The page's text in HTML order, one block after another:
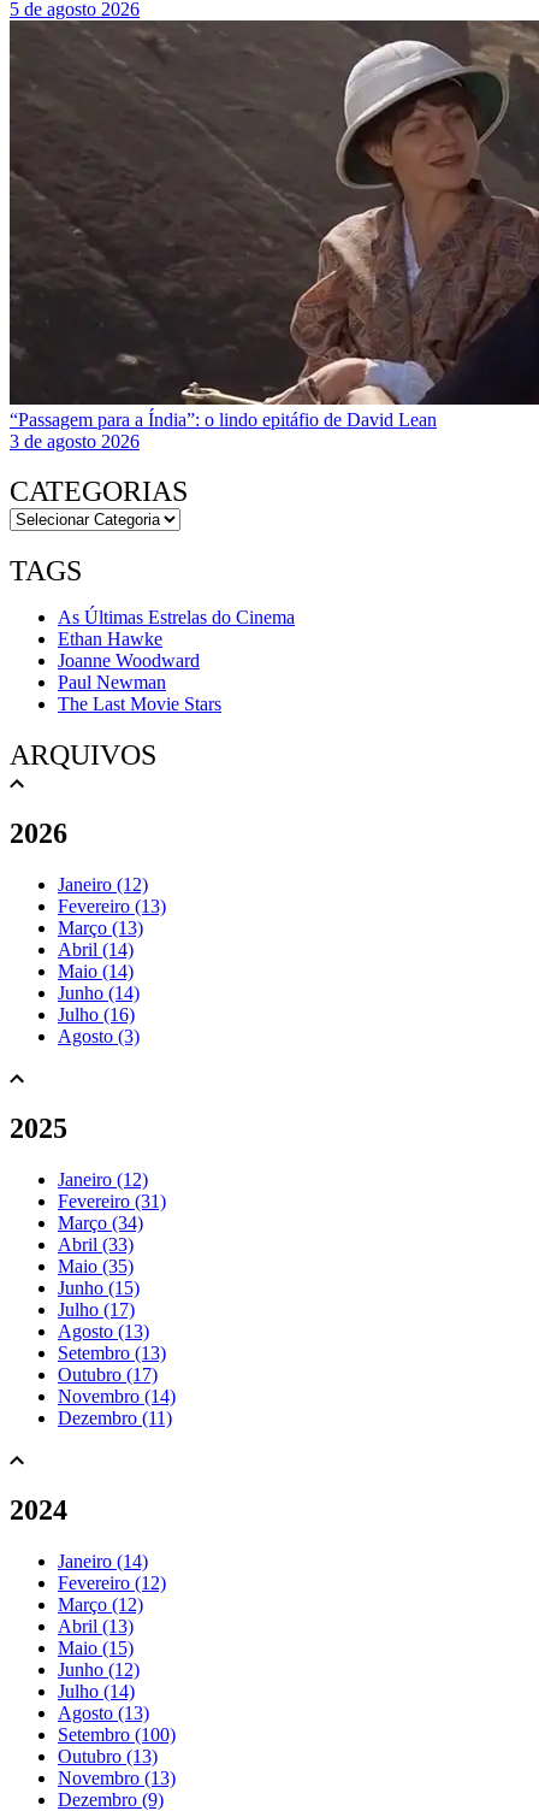
5 de agosto 2026
“Passagem para a Índia”: o lindo epitáfio de David Lean
3 de agosto 2026
CATEGORIAS
TAGS
As Últimas Estrelas do Cinema
Ethan Hawke
Joanne Woodward
Paul Newman
The Last Movie Stars
ARQUIVOS
2026
Janeiro (12)
Fevereiro (13)
Março (13)
Abril (14)
Maio (14)
Junho (14)
Julho (16)
Agosto (3)
2025
Janeiro (12)
Fevereiro (31)
Março (34)
Abril (33)
Maio (35)
Junho (15)
Julho (17)
Agosto (13)
Setembro (13)
Outubro (17)
Novembro (14)
Dezembro (11)
2024
Janeiro (14)
Fevereiro (12)
Março (12)
Abril (13)
Maio (15)
Junho (12)
Julho (14)
Agosto (13)
Setembro (100)
Outubro (13)
Novembro (13)
Dezembro (9)